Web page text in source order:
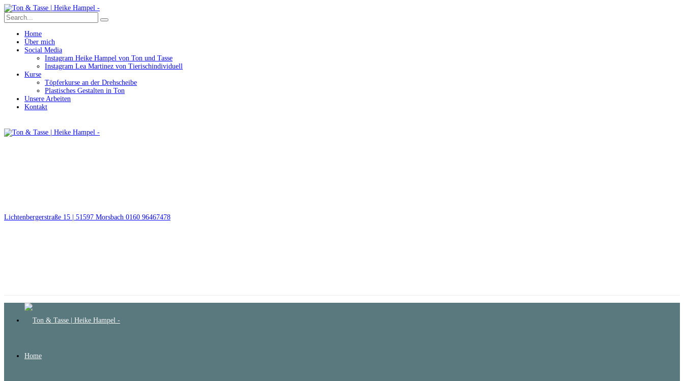
Home
Über mich
Social Media
Instagram Heike Hampel von Ton und Tasse
Instagram Lea Martinez von Tierischindividuell
Kurse
Töpferkurse an der Drehscheibe
Plastisches Gestalten in Ton
Unsere Arbeiten
Kontakt
Lichtenbergerstraße 15 | 51597 Morsbach 0160 96467478
Home